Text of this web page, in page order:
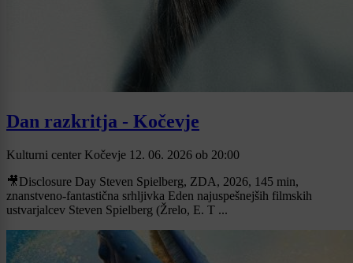
Dan razkritja - Kočevje
Kulturni center Kočevje 12. 06. 2026 ob 20:00
🎥Disclosure Day Steven Spielberg, ZDA, 2026, 145 min,
znanstveno-fantastična srhljivka Eden najuspešnejših filmskih
ustvarjalcev Steven Spielberg (Žrelo, E. T ...